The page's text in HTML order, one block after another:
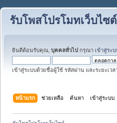
รับโพสโปรโมทเว็บไซต์
ยินดีต้อนรับคุณ, บุคคลทั่วไป กรุณา เข้าสู่ระ
เข้าสู่ระบบด้วยชื่อผู้ใช้ รหัสผ่าน และระยะเว
หน้าแรก ช่วยเหลือ ค้นหา เข้าสู่ระบบ